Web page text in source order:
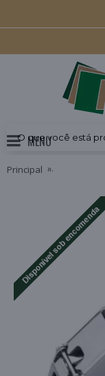
MENU
Principal